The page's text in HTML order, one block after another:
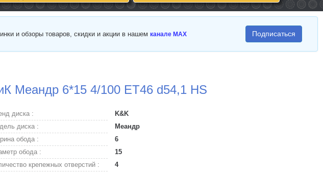
и обзоры товаров, скидки и акции в нашем канале MAX Подписаться
Меандр 6*15 4/100 ET46 d54,1 HS
диска :
K&K
диска :
Меандр
обода :
6
обода :
15
крепежных отверстий :
4